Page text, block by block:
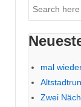
Suche
nach:
mal
Zwei